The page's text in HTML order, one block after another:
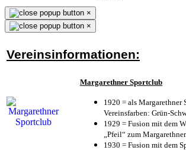
×
×
Vereinsinformationen:
Margarethner Sportclub
1920 = als Margarethner
Vereinsfarben: Grün-
1929 = Fusion mit dem
„Pfeil“ zum
1930 = Fusion mit dem